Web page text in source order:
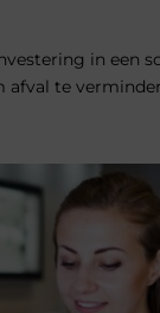
in een
afval te